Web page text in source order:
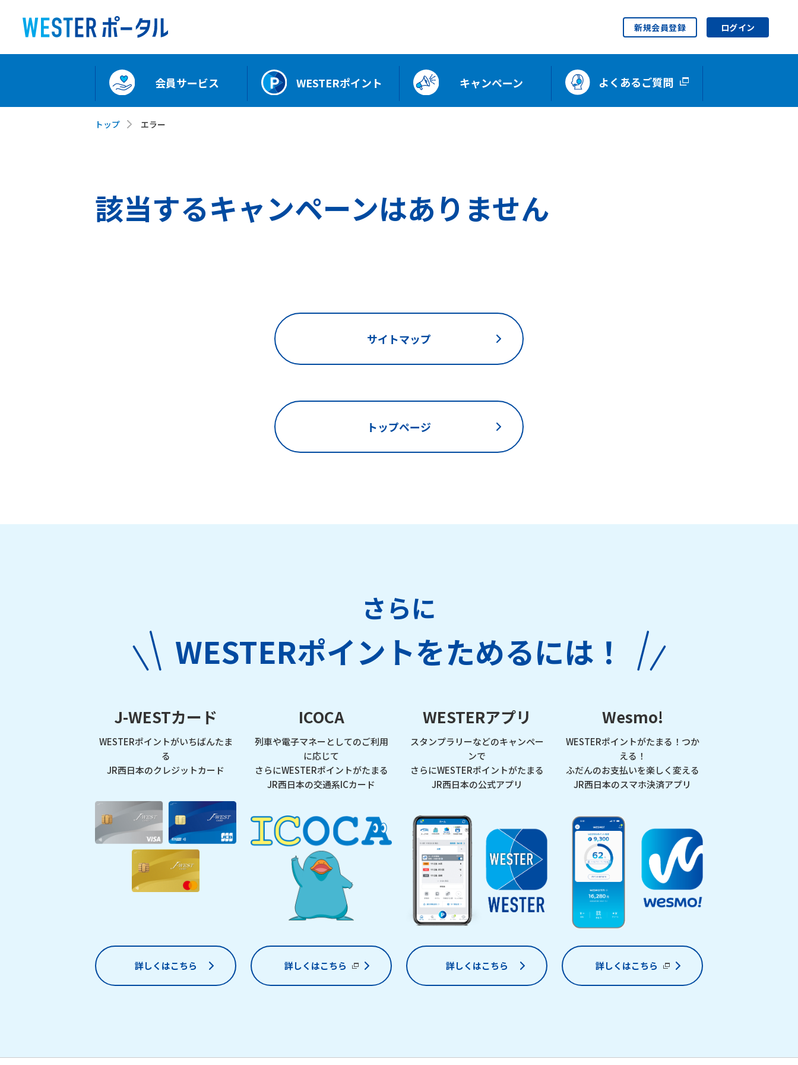
新規会員登録 ログイン
会員サービス WESTERポイント キャンペーン よくあるご質問
トップ エラー
該当するキャンペーンはありません
サイトマップ
トップページ
さらに
WESTERポイントをためるには！
J-WESTカード
WESTERポイントがいちばんたま
る
JR西日本のクレジットカード
詳しくはこちら
ICOCA
列車や電子マネーとしてのご利用
に応じて
さらにWESTERポイントがたまる
JR西日本の交通系ICカード
詳しくはこちら
WESTERアプリ
スタンプラリーなどのキャンペー
ンで
さらにWESTERポイントがたまる
JR西日本の公式アプリ
詳しくはこちら
Wesmo!
WESTERポイントがたまる！つか
える！
ふだんのお支払いを楽しく変える
JR西日本のスマホ決済アプリ
詳しくはこちら